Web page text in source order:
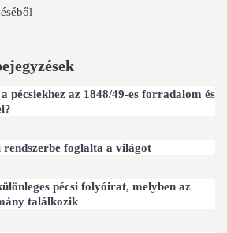
pécsiekhez az 1848/49-es forradalom és
rendszerbe foglalta a világot
pécsi folyóirat, melyben az
találkozik